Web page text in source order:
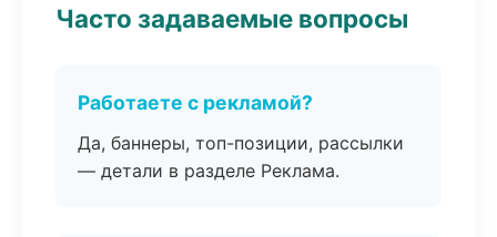
Часто задаваемые вопросы
Работаете с рекламой?
Да, баннеры, топ-позиции, рассылки
— детали в разделе Реклама.